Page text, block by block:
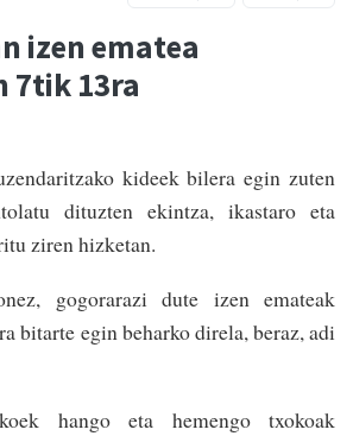
izen ematea
7tik 13ra
kideek bilera egin zuten
dituzten ekintza, ikastaro eta
ziren hizketan.
gogorarazi dute izen emateak
bitarte egin beharko direla, beraz, adi
hango eta hemengo txokoak